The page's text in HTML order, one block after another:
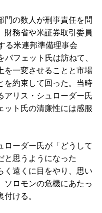
の数人が刑事責任を問
財務省や米証券取引委員
る米連邦準備理事会
バフェット氏は訪ねて、
を一変させることと市場
を約束して回った。当時
アリス・シュローダー氏
ット氏の清廉性には感服
ーダー氏が「どうして
と思うようになった
く遠くに目をやり、思い
ソロモンの危機にあたっ
ける。